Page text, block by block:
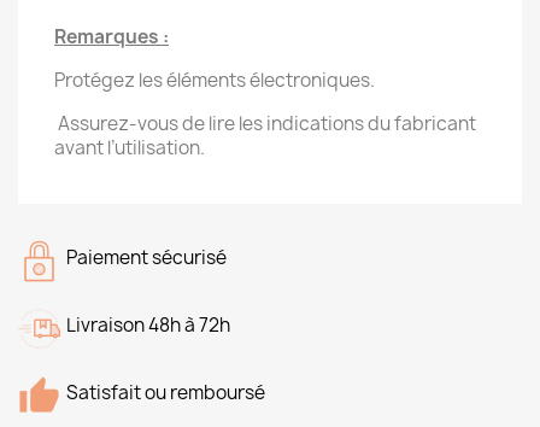
Remarques :
Protégez les éléments électroniques.
Assurez-vous de lire les indications du fabricant
avant l’utilisation.
Paiement sécurisé
Livraison 48h à 72h
Satisfait ou remboursé